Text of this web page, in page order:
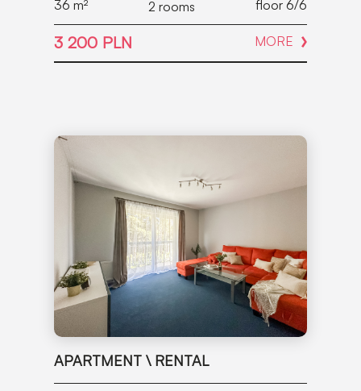
36 m² 2 rooms floor 6/6
3 200 PLN MORE
APARTMENT \ RENTAL